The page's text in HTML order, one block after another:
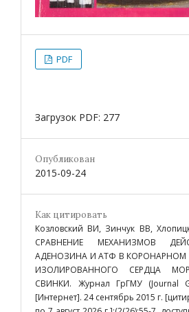
PDF
Загрузок PDF: 277
Опубликован
2015-09-24
Как цитировать
Козловский ВИ, Зинчук ВВ,
СРАВНЕНИЕ МЕХАНИЗМОВ
АДЕНОЗИНА И АТФ В КОРОНАРНОМ
ИЗОЛИРОВАННОГО СЕРДЦА
СВИНКИ. Журнал ГрГМУ (Journal
[Интернет]. 24 сентябрь 2015 г.